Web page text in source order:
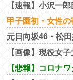
【速報】小沢一
甲子園初・女性
元日向坂46・松
【画像】現役女
【悲報】コロナ